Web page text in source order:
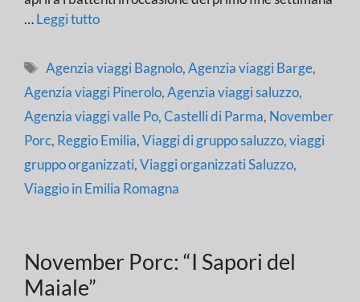
…Leggi tutto
Tag
Agenzia viaggi Bagnolo,Agenzia viaggi Barge,
Agenzia viaggi Pinerolo,Agenzia viaggi saluzzo,
Agenzia viaggi valle Po,Castelli di Parma, November
Porc, Reggio Emilia,Viaggi di gruppo saluzzo,viaggi
gruppo organizzati,Viaggi organizzati Saluzzo,
Viaggio in Emilia Romagna
November Porc: “I Sapori del
Maiale”